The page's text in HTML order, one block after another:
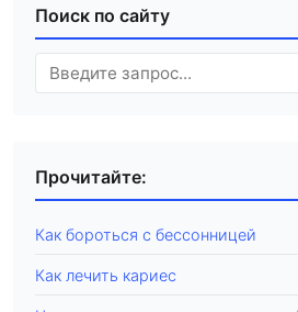
Поиск по сайту
Прочитайте:
Как бороться с бессонницей
Как лечить кариес